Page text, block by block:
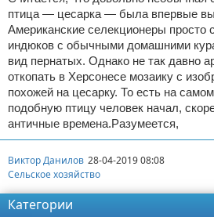
птица — цесарка — была впервые
Американские селекционеры просто
индюков с обычными домашними
вид пернатых. Однако не так давно
откопать в Херсонесе мозаику с
похожей на цесарку. То есть на
подобную птицу человек начал,
античные времена.Разумеется,
Виктор Данилов 28-04-2019 08:08
Сельское хозяйство
Категории